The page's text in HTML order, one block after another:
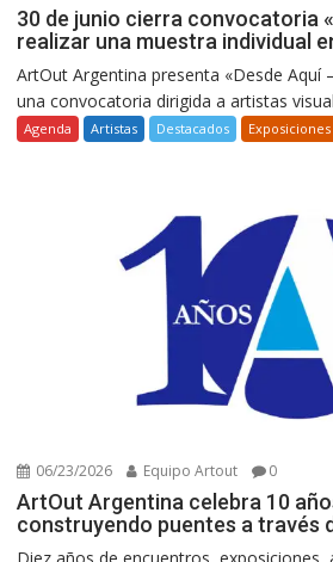
30 de junio cierra convocatoria
realizar una muestra individual
ArtOut Argentina presenta «Desde Aquí
una convocatoria dirigida a artistas
Agenda Artistas Destacados Exposiciones
06/23/2026 Equipo Artout 0
ArtOut Argentina celebra 10
construyendo puentes a través